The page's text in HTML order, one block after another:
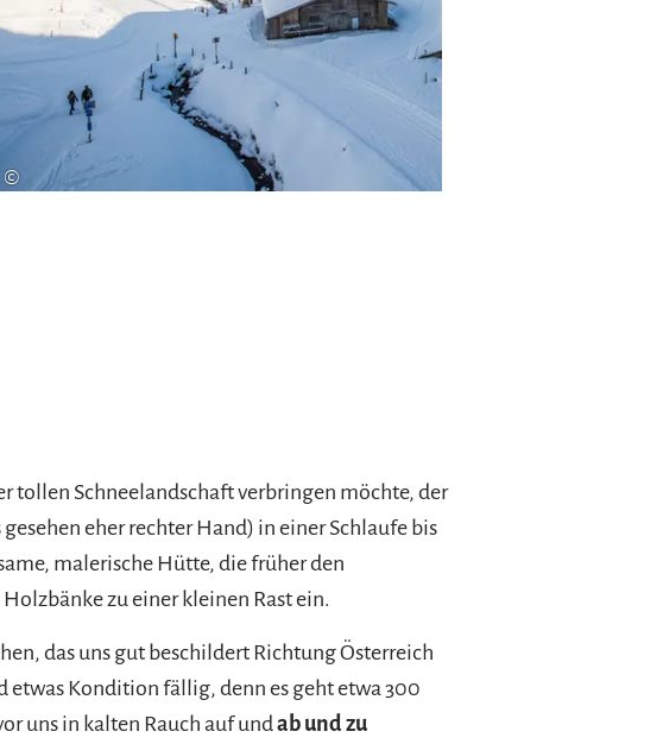
©
tollen Schneelandschaft verbringen möchte, der
eher rechter Hand) in einer Schlaufe bis
malerische Hütte, die früher den
zu einer kleinen Rast ein.
das uns gut beschildert Richtung Österreich
Kondition fällig, denn es geht etwa 300
uns in kalten Rauch auf undab und zu